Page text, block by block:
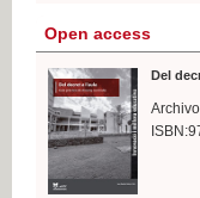
Open access
Del